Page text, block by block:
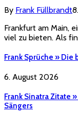
By Frank Füllbrandt
Frankfurt am Main,
viel zu bieten. Als
Frank Sprüche »
6. August 2026
Frank Sinatra Zitate
Sängers